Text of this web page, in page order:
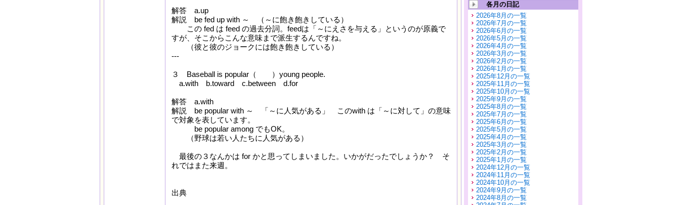
解答 a.up
解説 be fed up with ～ （～に飽き飽きしている）
この fed は feed の過去分詞。feedは「～にえさを与える」というのが原義で
すが、そこからこんな意味まで派生するんですね。
（彼と彼のジョークには飽き飽きしている）
---
３ Baseball is popular（ ）young people.
a.with b.toward c.between d.for
解答 a.with
解説 be popular with ～ 「～に人気がある」 このwith は「～に対して」の意味
で対象を表しています。
be popular among でもOK。
（野球は若い人たちに人気がある）
最後の３なんかは for かと思ってしまいました。いかがだったでしょうか？ そ
れではまた来週。
出典
各月の日記
2026年8月の一覧
2026年7月の一覧
2026年6月の一覧
2026年5月の一覧
2026年4月の一覧
2026年3月の一覧
2026年2月の一覧
2026年1月の一覧
2025年12月の一覧
2025年11月の一覧
2025年10月の一覧
2025年9月の一覧
2025年8月の一覧
2025年7月の一覧
2025年6月の一覧
2025年5月の一覧
2025年4月の一覧
2025年3月の一覧
2025年2月の一覧
2025年1月の一覧
2024年12月の一覧
2024年11月の一覧
2024年10月の一覧
2024年9月の一覧
2024年8月の一覧